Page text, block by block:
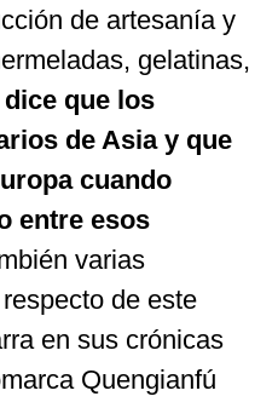
de artesanía y
gelatinas,
dice que los
de Asia y que
cuando
entre esos
varias
de este
en sus crónicas
Quengianfú